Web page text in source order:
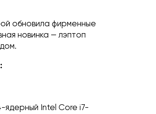
обновила фирменные
новинка — лэптоп
ядерный Intel Core i7-